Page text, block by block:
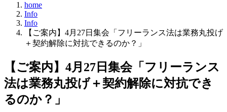
home
Info
Info
【ご案内】4月27日集会「フリーランス法は業務丸投げ
＋契約解除に対抗できるのか？」
【ご案内】4月27日集会「フリーランス
法は業務丸投げ＋契約解除に対抗でき
るのか？」